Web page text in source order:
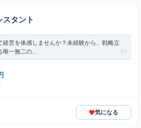
タント
経営を体感しませんか？未経験から、戦略立
唯一無二の...
気になる